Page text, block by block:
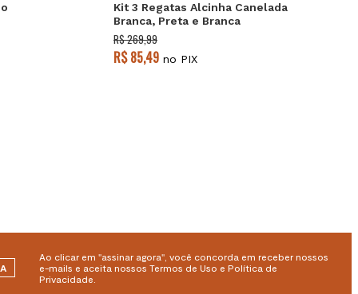
Kit 3 Regatas Alcinha Canelada
Branca, Preta e Branca
Salvatore
R$ 269,99
R$ 85,49 no PIX
Ao clicar em "assinar agora", você concorda em receber nossos
e-mails e aceita nossos Termos de Uso e Política de
Privacidade.